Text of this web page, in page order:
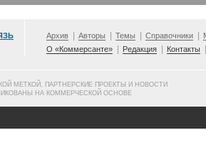
Архив Авторы Темы Справочники
О «Коммерсанте»
Редакция Контакты
МЕТКОЙ, ПАРТНЕРСКИЕ ПРОЕКТЫ И НОВОСТИ
НА КОММЕРЧЕСКОЙ ОСНОВЕ